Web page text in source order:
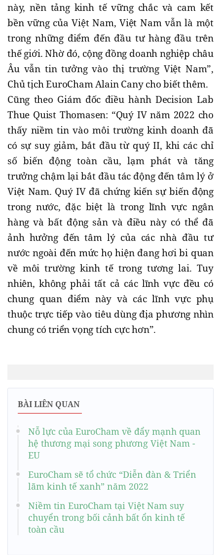
này, nền tảng kinh tế vững chắc và cam kết
bền vững của Việt Nam, Việt Nam vẫn là một
trong những điểm đến đầu tư hàng đầu trên
thế giới. Nhờ đó, cộng đồng doanh nghiệp châu
Âu vẫn tin tưởng vào thị trường Việt Nam”,
Chủ tịch EuroCham Alain Cany cho biết thêm.
Cũng theo Giám đốc điều hành Decision Lab
Thue Quist Thomasen: “Quý IV năm 2022 cho
thấy niềm tin vào môi trường kinh doanh đã
có sự suy giảm, bắt đầu từ quý II, khi các chỉ
số biến động toàn cầu, lạm phát và tăng
trưởng chậm lại bắt đầu tác động đến tâm lý ở
Việt Nam. Quý IV đã chứng kiến sự biến động
trong nước, đặc biệt là trong lĩnh vực ngân
hàng và bất động sản và điều này có thể đã
ảnh hưởng đến tâm lý của các nhà đầu tư
nước ngoài đến mức họ hiện đang hơi bi quan
về môi trường kinh tế trong tương lai. Tuy
nhiên, không phải tất cả các lĩnh vực đều có
chung quan điểm này và các lĩnh vực phụ
thuộc trực tiếp vào tiêu dùng địa phương nhìn
chung có triển vọng tích cực hơn”.
BÀI LIÊN QUAN
Nỗ lực của EuroCham về đẩy mạnh quan
hệ thương mại song phương Việt Nam -
EU
EuroCham sẽ tổ chức “Diễn đàn & Triển
lãm kinh tế xanh” năm 2022
Niềm tin EuroCham tại Việt Nam suy
chuyển trong bối cảnh bất ổn kinh tế
toàn cầu